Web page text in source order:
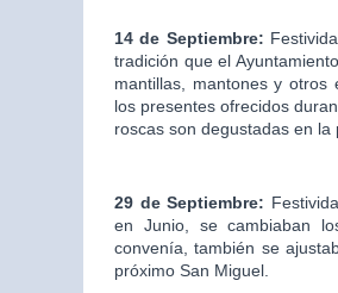
14 de Septiembre:
tradición que el
mantillas, mantones y
los presentes ofrecidos
roscas son degustadas en
29 de Septiembre:
en Junio, se cambiaban
convenía, también se
próximo San Miguel.